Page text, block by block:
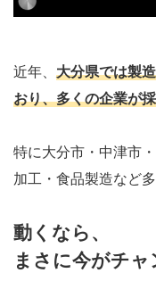
近年、 大分県では製
おり、多くの企業が
特に大分市・中津市
加工・食品製造など
動くなら、
まさに今がチャ